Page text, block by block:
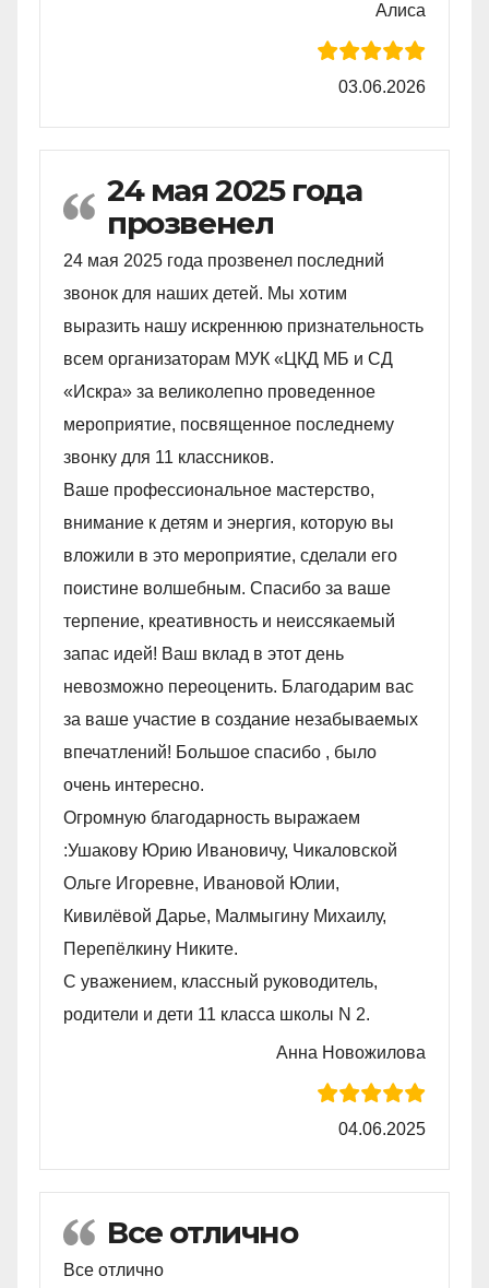
Алиса
03.06.2026
24 мая 2025 года
прозвенел
24 мая 2025 года прозвенел последний
звонок для наших детей. Мы хотим
выразить нашу искреннюю признательность
всем организаторам МУК «ЦКД МБ и СД
«Искра» за великолепно проведенное
мероприятие, посвященное последнему
звонку для 11 классников.
Ваше профессиональное мастерство,
внимание к детям и энергия, которую вы
вложили в это мероприятие, сделали его
поистине волшебным. Спасибо за ваше
терпение, креативность и неиссякаемый
запас идей! Ваш вклад в этот день
невозможно переоценить. Благодарим вас
за ваше участие в создание незабываемых
впечатлений! Большое спасибо , было
очень интересно.
Огромную благодарность выражаем
:Ушакову Юрию Ивановичу, Чикаловской
Ольге Игоревне, Ивановой Юлии,
Кивилëвой Дарье, Малмыгину Михаилу,
Перепëлкину Никите.
С уважением, классный руководитель,
родители и дети 11 класса школы N 2.
Анна Новожилова
04.06.2025
Все отлично
Все отлично